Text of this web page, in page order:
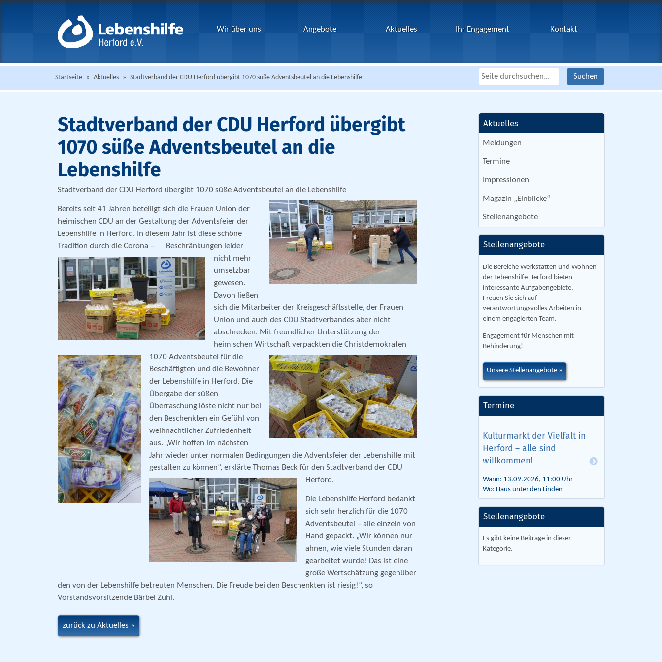
Wir über uns Angebote Aktuelles Ihr Engagement Kontakt
Startseite » Aktuelles » Stadtverband der CDU Herford übergibt 1070 süße Adventsbeutel an die Lebenshilfe
Stadtverband der CDU Herford übergibt
1070 süße Adventsbeutel an die
Lebenshilfe
Stadtverband der CDU Herford übergibt 1070 süße Adventsbeutel an die Lebenshilfe
Bereits seit 41 Jahren beteiligt sich die Frauen Union der
heimischen CDU an der Gestaltung der Adventsfeier der
Lebenshilfe in Herford. In diesem Jahr ist diese schöne
Tradition durch die Corona –
Beschränkungen leider
nicht mehr
umsetzbar
gewesen.
Davon ließen
sich die Mitarbeiter der Kreisgeschäftsstelle, der Frauen
Union und auch des CDU Stadtverbandes aber nicht
abschrecken. Mit freundlicher Unterstützung der
heimischen Wirtschaft verpackten die Christdemokraten
1070 Adventsbeutel für die
Beschäftigten und die Bewohner
der Lebenshilfe in Herford. Die
Übergabe der süßen
Überraschung löste nicht nur bei
den Beschenkten ein Gefühl von
weihnachtlicher Zufriedenheit
aus. „Wir hoffen im nächsten
Jahr wieder unter normalen Bedingungen die Adventsfeier der Lebenshilfe mit
gestalten zu können“, erklärte Thomas Beck für den Stadtverband der CDU
Herford.
Die Lebenshilfe Herford bedankt
sich sehr herzlich für die 1070
Adventsbeutel – alle einzeln von
Hand gepackt. „Wir können nur
ahnen, wie viele Stunden daran
gearbeitet wurde! Das ist eine
große Wertschätzung gegenüber
den von der Lebenshilfe betreuten Menschen. Die Freude bei den Beschenkten ist riesig!“, so
Vorstandsvorsitzende Bärbel Zuhl.
zurück zu Aktuelles
Aktuelles
Meldungen
Termine
Impressionen
Magazin „Einblicke“
Stellenangebote
Stellenangebote
Die Bereiche Werkstätten und Wohnen
der Lebenshilfe Herford bieten
interessante Aufgabengebiete.
Freuen Sie sich auf
verantwortungsvolles Arbeiten in
einem engagierten Team.
Engagement für Menschen mit
Behinderung!
Unsere Stellenangebote
Termine
Kulturmarkt der Vielfalt in
Herford – alle sind
willkommen!
Wann: 13.09.2026, 11:00 Uhr
Wo: Haus unter den Linden
Stellenangebote
Es gibt keine Beiträge in dieser
Kategorie.